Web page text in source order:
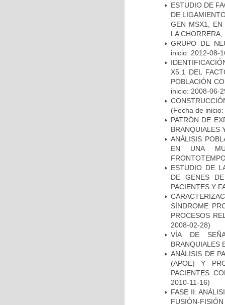
ESTUDIO DE
DE
GEN MSX1, EN
LA
GRUPO DE
inicio: 2012-08-
X5.1 DEL
POBLACIÓN
inicio: 2008-06-
(Fecha de
PATRÓN DE
BRANQUIALES
ANÁLISIS
EN UNA
ESTUDIO DE
DE GENES
PACIENTES Y
SÍNDROME
PROCESOS
2008-02-28)
VÍA DE
BRANQUIALES
ANÁLISIS DE
(APOE) Y
PACIENTES
2010-11-16)
FASE II:
FUSIÓN-